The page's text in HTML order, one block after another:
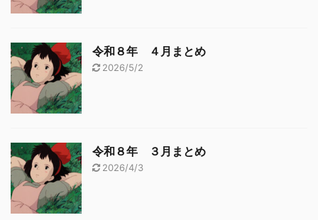
令和８年 ４月まとめ
2026/5/2
令和８年 ３月まとめ
2026/4/3